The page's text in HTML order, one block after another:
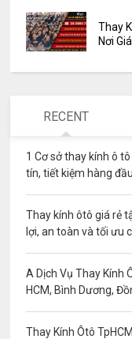
Thay
Nơi
RECENT
1 Cơ sở thay kính ô
tín, tiết kiệm hàng
Thay kính ôtô giá rẻ
lợi, an toàn và tối ưu
A Dịch Vụ Thay Kính
HCM, Bình Dương,
Thay Kính Ôtô